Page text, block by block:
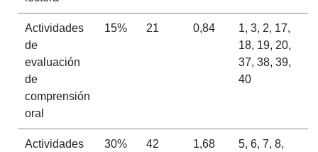
Actividades
de
evaluación
de
comprensión
oral
15% 21 0,84
1, 3, 2, 17,
18, 19, 20,
37, 38, 39,
40
Actividades
30% 42 1,68
5, 6, 7, 8,